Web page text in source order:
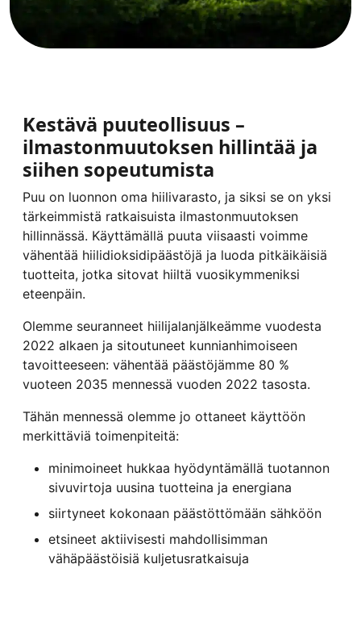
Kestävä puuteollisuus –
ilmastonmuutoksen hillintää ja
siihen sopeutumista
Puu on luonnon oma hiilivarasto, ja siksi se on yksi
tärkeimmistä ratkaisuista ilmastonmuutoksen
hillinnässä. Käyttämällä puuta viisaasti voimme
vähentää hiilidioksidipäästöjä ja luoda pitkäikäisiä
tuotteita, jotka sitovat hiiltä vuosikymmeniksi
eteenpäin.
Olemme seuranneet hiilijalanjälkeämme vuodesta
2022 alkaen ja sitoutuneet kunnianhimoiseen
tavoitteeseen: vähentää päästöjämme 80 %
vuoteen 2035 mennessä vuoden 2022 tasosta.
Tähän mennessä olemme jo ottaneet käyttöön
merkittäviä toimenpiteitä:
minimoineet hukkaa hyödyntämällä tuotannon
sivuvirtoja uusina tuotteina ja energiana
siirtyneet kokonaan päästöttömään sähköön
etsineet aktiivisesti mahdollisimman
vähäpäästöisiä kuljetusratkaisuja